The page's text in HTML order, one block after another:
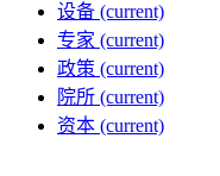
设备 (current)
专家 (current)
政策 (current)
院所 (current)
资本 (current)